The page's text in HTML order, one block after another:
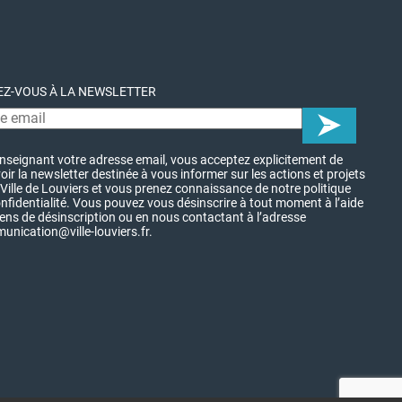
VOUS À LA NEWSLETTER
votre adresse email, vous acceptez explicitement de
la newsletter destinée à vous informer sur les actions et projets
de Louviers et vous prenez connaissance de notre politique
Vous pouvez vous désinscrire à tout moment à l’aide
de désinscription ou en nous contactant à l’adresse
louviers.fr.